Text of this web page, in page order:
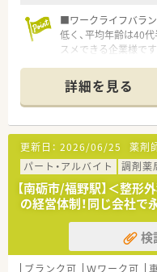
■ワークライフバラ
低く、平均年齢は40
スメできる企業様です
くお勤めされたいかた
詳細を見る
更新日： 2026/06/25 薬剤
パート・アルバイト
調剤薬
【南砺市/福野駅】＜整
の経営体制！同じ会社で
検
ブランク可 Ｗワーク可